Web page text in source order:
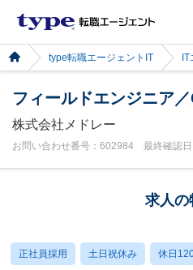
type転職エージェントIT
フィールドエンジニア
株式会社メドレー
お問い合わせ番号：602984 最終確認
求人の
正社員採用 土日祝休み 休日